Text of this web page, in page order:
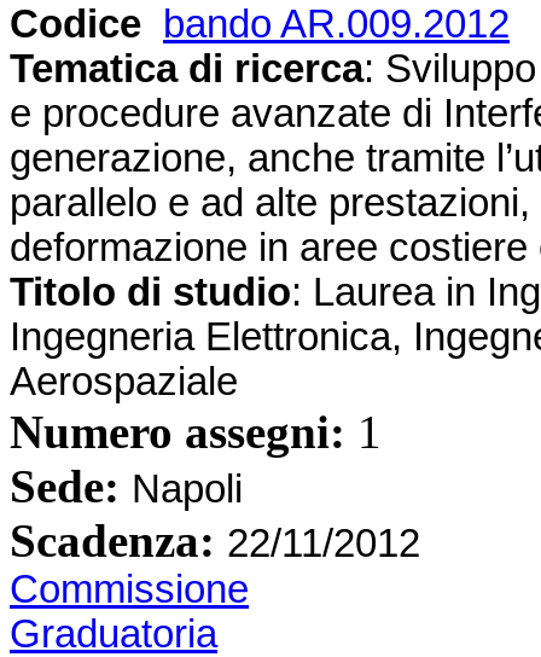
Codice
bando AR.009.2012
Tematica di ricerca:
e procedure avanzate di
generazione, anche tramite
parallelo e ad alte
deformazione in aree
Titolo di studio: Laurea in
Ingegneria Elettronica,
Aerospaziale
Numero assegni: 1
Sede: Napoli
Scadenza: 22/11/2012
Commissione
Graduatoria